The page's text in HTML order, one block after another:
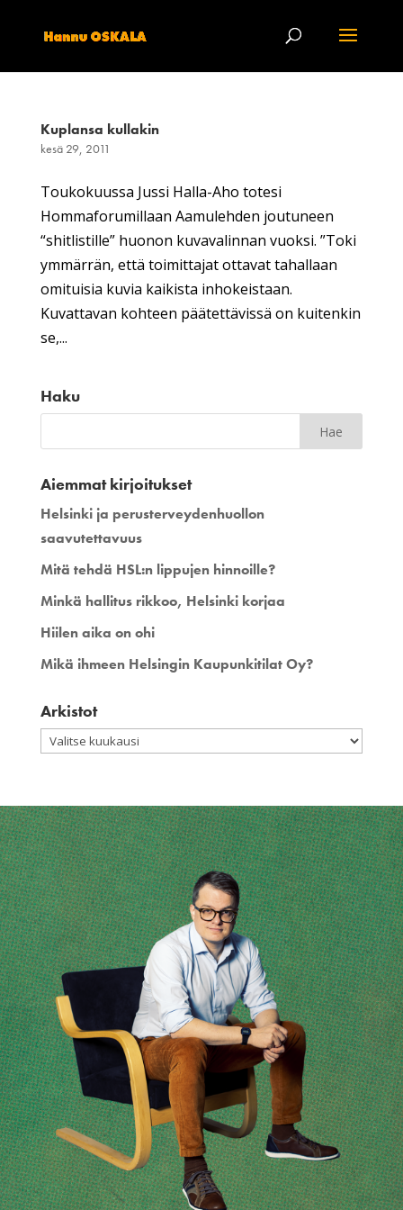
Kuplansa kullakin
kesä 29, 2011
Toukokuussa Jussi Halla-Aho totesi
Hommaforumillaan Aamulehden joutuneen
“shitlistille” huonon kuvavalinnan vuoksi. ”Toki
ymmärrän, että toimittajat ottavat tahallaan
omituisia kuvia kaikista inhokeistaan.
Kuvattavan kohteen päätettävissä on kuitenkin
se,...
Haku
Aiemmat kirjoitukset
Helsinki ja perusterveydenhuollon
saavutettavuus
Mitä tehdä HSL:n lippujen hinnoille?
Minkä hallitus rikkoo, Helsinki korjaa
Hiilen aika on ohi
Mikä ihmeen Helsingin Kaupunkitilat Oy?
Arkistot
Arkistot